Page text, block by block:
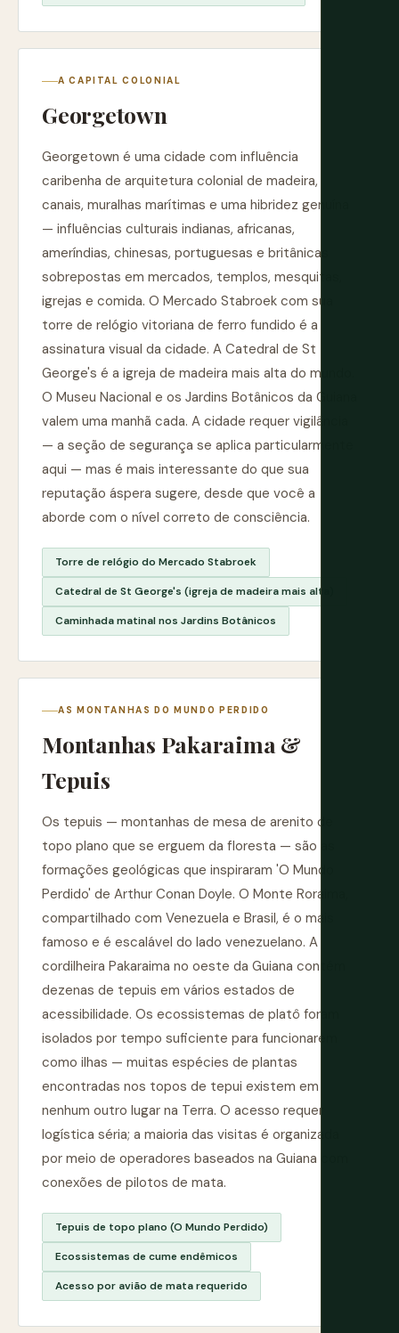
A CAPITAL COLONIAL
Georgetown
Georgetown é uma cidade com influência
caribenha de arquitetura colonial de madeira,
canais, muralhas marítimas e uma hibridez genuína
— influências culturais indianas, africanas,
ameríndias, chinesas, portuguesas e britânicas
sobrepostas em mercados, templos, mesquitas,
igrejas e comida. O Mercado Stabroek com sua
torre de relógio vitoriana de ferro fundido é a
assinatura visual da cidade. A Catedral de St
George's é a igreja de madeira mais alta do mundo.
O Museu Nacional e os Jardins Botânicos da Guiana
valem uma manhã cada. A cidade requer vigilância
— a seção de segurança se aplica particularmente
aqui — mas é mais interessante do que sua
reputação áspera sugere, desde que você a
aborde com o nível correto de consciência.
Torre de relógio do Mercado Stabroek
Catedral de St George's (igreja de madeira mais alta)
Caminhada matinal nos Jardins Botânicos
AS MONTANHAS DO MUNDO PERDIDO
Montanhas Pakaraima &
Tepuis
Os tepuis — montanhas de mesa de arenito de
topo plano que se erguem da floresta — são as
formações geológicas que inspiraram 'O Mundo
Perdido' de Arthur Conan Doyle. O Monte Roraima,
compartilhado com Venezuela e Brasil, é o mais
famoso e é escalável do lado venezuelano. A
cordilheira Pakaraima no oeste da Guiana contém
dezenas de tepuis em vários estados de
acessibilidade. Os ecossistemas de platô foram
isolados por tempo suficiente para funcionarem
como ilhas — muitas espécies de plantas
encontradas nos topos de tepui existem em
nenhum outro lugar na Terra. O acesso requer
logística séria; a maioria das visitas é organizada
por meio de operadores baseados na Guiana com
conexões de pilotos de mata.
Tepuis de topo plano (O Mundo Perdido)
Ecossistemas de cume endêmicos
Acesso por avião de mata requerido